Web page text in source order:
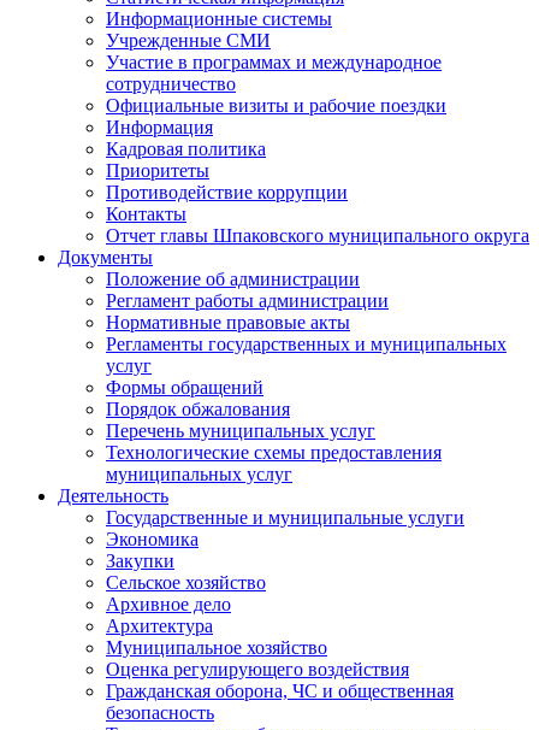
Информационные системы
Учрежденные СМИ
Участие в программах и международное
сотрудничество
Официальные визиты и рабочие поездки
Информация
Кадровая политика
Приоритеты
Противодействие коррупции
Контакты
Отчет главы Шпаковского муниципального округа
Документы
Положение об администрации
Регламент работы администрации
Нормативные правовые акты
Регламенты государственных и муниципальных
услуг
Формы обращений
Порядок обжалования
Перечень муниципальных услуг
Технологические схемы предоставления
муниципальных услуг
Деятельность
Государственные и муниципальные услуги
Экономика
Закупки
Сельское хозяйство
Архивное дело
Архитектура
Муниципальное хозяйство
Оценка регулирующего воздействия
Гражданская оборона, ЧС и общественная
безопасность